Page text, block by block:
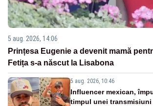
5 aug. 2026, 14:06
Prințesa Eugenie a devenit mamă
Fetița s-a născut la Lisabona
5 aug. 2026, 10:46
Influencer mexican,
timpul unei transmisiuni